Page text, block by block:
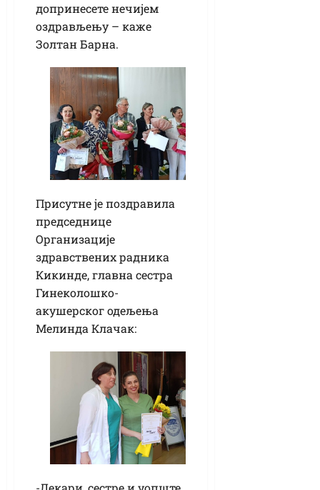
допринесете нечијем
оздрављењу – каже
Золтан Барна.
Присутне је поздравила
председнице
Организације
здравствених радника
Кикинде, главна сестра
Гинеколошко-
акушерског одељења
Мелинда Клачак: